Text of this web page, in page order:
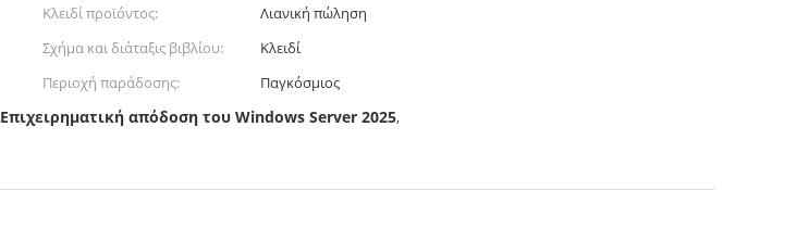
Κλειδί προϊόντος:
Λιανική πώληση
Σχήμα και διάταξις βιβλίου:
Κλειδί
Περιοχή παράδοσης:
Παγκόσμιος
Επιχειρηματική απόδοση του Windows Server 2025,